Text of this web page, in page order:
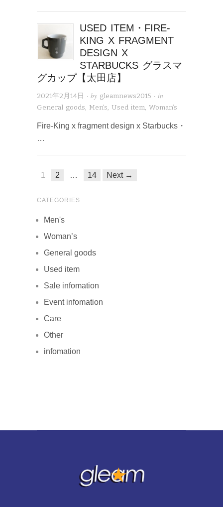
USED ITEM・FIRE-
KING X FRAGMENT
DESIGN X
STARBUCKS グラスマ
グカップ【太田店】
2021年2月14日 · by gleamnews2015 · in
General goods, Men's, Used item, Woman’s
Fire-King x fragment design x Starbucks・
…
1 2 … 14 Next →
CATEGORIES
Men's
Woman’s
General goods
Used item
Sale infomation
Event infomation
Care
Other
infomation